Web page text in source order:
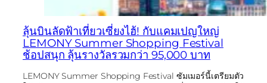
ลุ้นบินลัดฟ้าเที่ยวเซี่ยงไฮ้! กับแคมเปญใหญ่
LEMONY Summer Shopping Festival
ช้อปสนุก ลุ้นรางวัลรวมกว่า 95,000 บาท
LEMONY Summer Shopping Festival ซัมเมอร์นี้เตรียมตัว